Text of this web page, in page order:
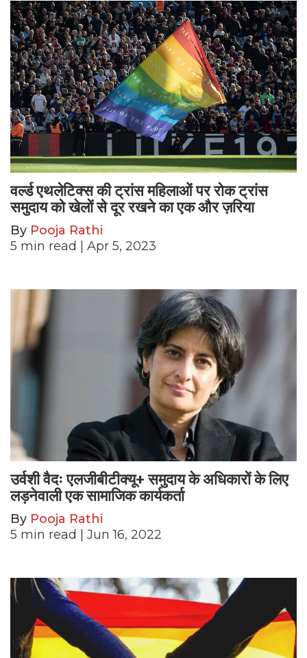
वर्ल्ड एथलेटिक्स की ट्रांस महिलाओं पर रोक ट्रांस
समुदाय को खेलों से दूर रखने का एक और ज़रिया
By Pooja Rathi
5 min read | Apr 5, 2023
उर्वशी वैदः एलजीबीटीक्यू+ समुदाय के अधिकारों के लिए
लड़नेवाली एक सामाजिक कार्यकर्ता
By Pooja Rathi
5 min read | Jun 16, 2022